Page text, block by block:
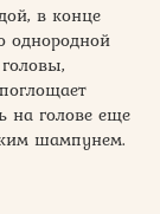
в конце
однородной
на голове еще
шампунем.